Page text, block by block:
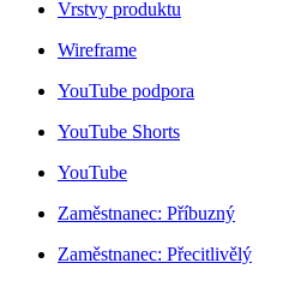
Vrstvy produktu
Wireframe
YouTube podpora
YouTube Shorts
YouTube
Zaměstnanec: Příbuzný
Zaměstnanec: Přecitlivělý